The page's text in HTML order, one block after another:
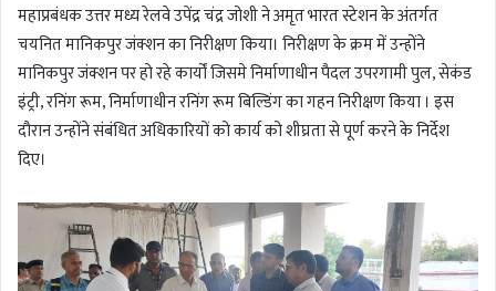
महाप्रबंधक उत्तर मध्य रेलवे उपेंद्र चंद्र जोशी ने अमृत भारत स्टेशन के अंतर्गत
चयनित मानिकपुर जंक्शन का निरीक्षण किया। निरीक्षण के क्रम में उन्होंने
मानिकपुर जंक्शन पर हो रहे कार्यों जिसमे निर्माणाधीन पैदल उपरगामी पुल, सेकंड
इंट्री, रनिंग रूम, निर्माणाधीन रनिंग रूम बिल्डिंग का गहन निरीक्षण किया । इस
दौरान उन्होंने संबंधित अधिकारियों को कार्य को शीघ्रता से पूर्ण करने के निर्देश
दिए।